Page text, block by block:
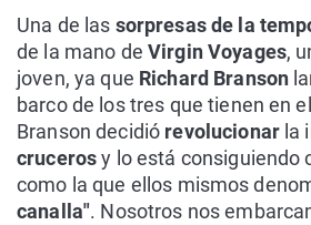
Una de las sorpresas de la
de la mano de Virgin Voyages,
joven, ya que Richard Branson
barco de los tres que tienen en
Branson decidió revolucionarla
crucerosy lo está consiguiendo
como la que ellos mismos
canalla". Nosotros nos